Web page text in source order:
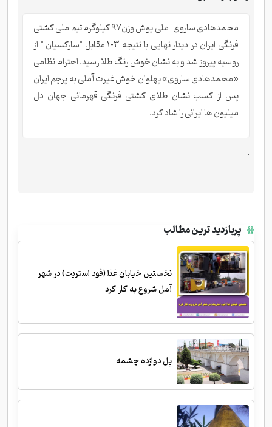
محمدهادی ساروی" ملی پوش وزن۹۷ کیلوگرم تیم ملی کشتی
فرنگی ایران در دیدار نهایی با نتیجه 3-1 مقابل "سارکسیان " از
روسیه پیروز شد و به نشان خوش رنگ طلا رسید. احترام نظامی
«محمدهادی ساروی» پهلوان خوش غیرت آملی به پرچم ایران
پس از کسب نشان طلای کشتی فرنگی قهرمانی جهان دل
میلیون ها ایرانی را شاد کرد.
.
پربازدید ترین مطالب
نخستین خیابان غذا (فود استریت) در شهر
آمل شروع به کار کرد
پل دوازده چشمه